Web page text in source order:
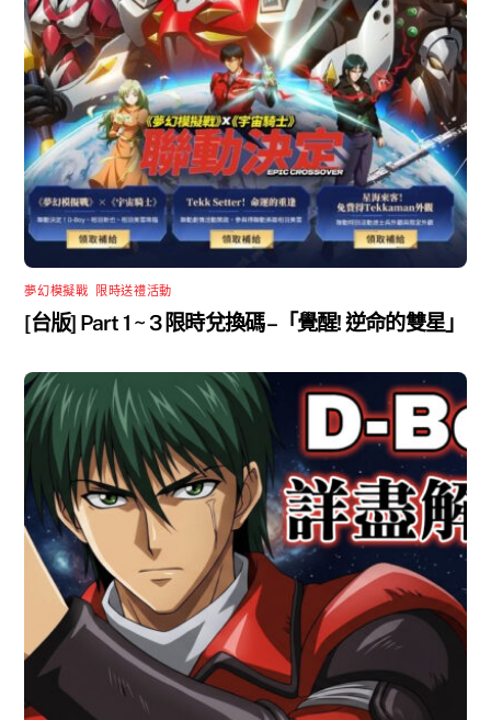
夢幻模擬戰 限時送禮活動
[台版] Part 1 ~ 3 限時兌換碼 –「覺醒! 逆命的雙星」